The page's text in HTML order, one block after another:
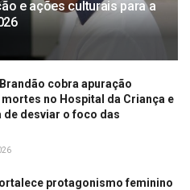
e ações culturais para a
cobra apuração
no Hospital da Criança e
desviar o foco das
protagonismo feminino